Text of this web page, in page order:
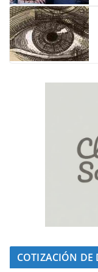
COTIZACIÓN DE